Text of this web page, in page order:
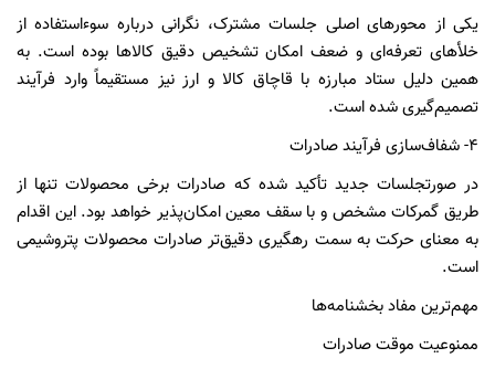
یکی از محورهای اصلی جلسات مشترک، نگرانی درباره سوءاستفاده از
خلأهای تعرفه‌ای و ضعف امکان تشخیص دقیق کالاها بوده است. به
همین دلیل ستاد مبارزه با قاچاق کالا و ارز نیز مستقیماً وارد فرآیند
تصمیم‌گیری شده است.
۴- شفاف‌سازی فرآیند صادرات
در صورتجلسات جدید تأکید شده که صادرات برخی محصولات تنها از
طریق گمرکات مشخص و با سقف معین امکان‌پذیر خواهد بود. این اقدام
به معنای حرکت به سمت رهگیری دقیق‌تر صادرات محصولات پتروشیمی
است.
مهم‌ترین مفاد بخشنامه‌ها
ممنوعیت موقت صادرات